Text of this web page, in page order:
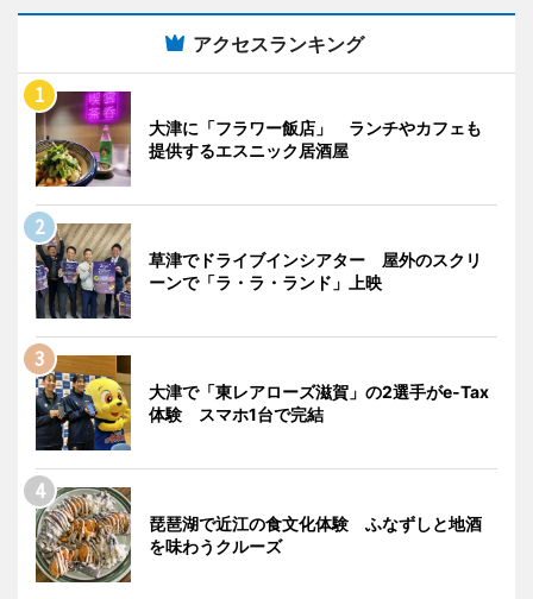
アクセスランキング
大津に「フラワー飯店」 ランチやカフェも
提供するエスニック居酒屋
草津でドライブインシアター 屋外のスクリ
ーンで「ラ・ラ・ランド」上映
大津で「東レアローズ滋賀」の2選手がe-Tax
体験 スマホ1台で完結
琵琶湖で近江の食文化体験 ふなずしと地酒
を味わうクルーズ